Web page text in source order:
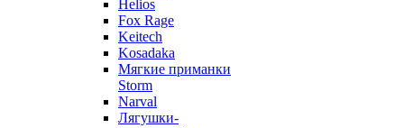
Helios
Fox Rage
Keitech
Kosadaka
Мягкие приманки
Storm
Narval
Лягушки-